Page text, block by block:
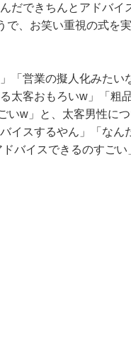
だできちんとアドバイ
で、お笑い重視の式を
「営業の擬人化みたい
太客おもろいw」「粗
w」と、太客男性に
イスするやん」「なん
バイスできるのすご